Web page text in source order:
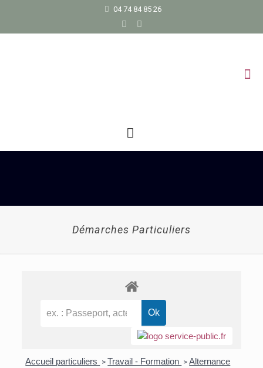
04 74 84 85 26
Démarches Particuliers
Accueil particuliers > Travail - Formation > Alternance